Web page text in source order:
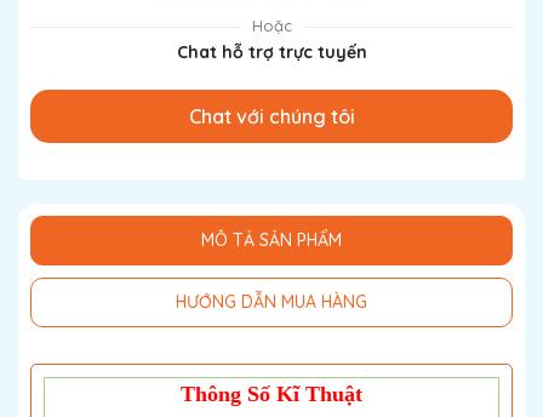
Hoặc
Chat hỗ trợ trực tuyến
Chat với chúng tôi
MÔ TẢ SẢN PHẨM
HƯỚNG DẪN MUA HÀNG
Thông Số Kĩ Thuật